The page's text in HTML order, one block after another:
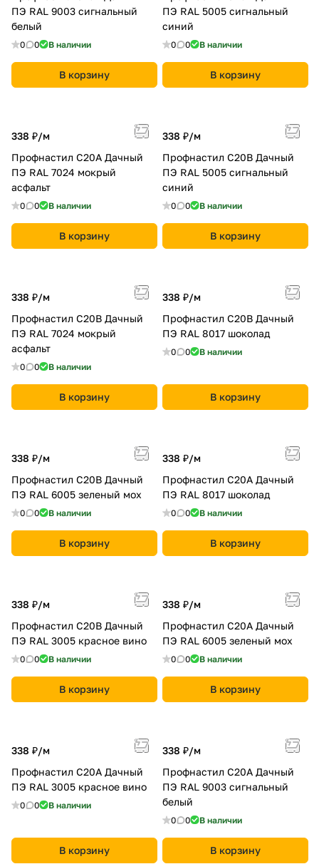
ПЭ RAL 9003 сигнальный
белый
0 0 В наличии
В корзину
ПЭ RAL 5005 сигнальный
синий
0 0 В наличии
В корзину
338 ₽/м
Профнастил С20A Дачный
ПЭ RAL 7024 мокрый
асфальт
0 0 В наличии
В корзину
338 ₽/м
Профнастил С20B Дачный
ПЭ RAL 5005 сигнальный
синий
0 0 В наличии
В корзину
338 ₽/м
Профнастил С20B Дачный
ПЭ RAL 7024 мокрый
асфальт
0 0 В наличии
В корзину
338 ₽/м
Профнастил С20B Дачный
ПЭ RAL 8017 шоколад
0 0 В наличии
В корзину
338 ₽/м
Профнастил С20B Дачный
ПЭ RAL 6005 зеленый мох
0 0 В наличии
В корзину
338 ₽/м
Профнастил С20A Дачный
ПЭ RAL 8017 шоколад
0 0 В наличии
В корзину
338 ₽/м
Профнастил С20B Дачный
ПЭ RAL 3005 красное вино
0 0 В наличии
В корзину
338 ₽/м
Профнастил С20A Дачный
ПЭ RAL 6005 зеленый мох
0 0 В наличии
В корзину
338 ₽/м
Профнастил С20A Дачный
ПЭ RAL 3005 красное вино
0 0 В наличии
В корзину
338 ₽/м
Профнастил С20A Дачный
ПЭ RAL 9003 сигнальный
белый
0 0 В наличии
В корзину